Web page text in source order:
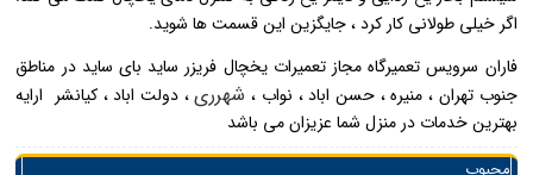
اگر خیلی طولانی کار کرد ، جایگزین این قسمت ها شوید.
فاران سرویس تعمیرگاه مجاز تعمیرات یخچال فریزر ساید بای ساید در مناطق
جنوب تهران ، منیره ، حسن اباد ، نواب ، شهرری، دولت اباد ، کیانشر ارایه
بهترین خدمات در منزل شما عزیزان می باشد
محبوب